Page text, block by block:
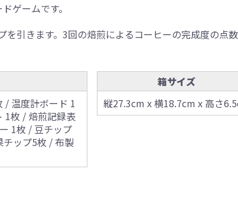
ゲームです。
引きます。3回の焙煎によるコーヒーの完成度の点
/ 温度計ボード 1
1枚 / 焙煎記録表
1枚 / 豆チップ
ップ5枚 / 布製
箱サイズ
縦27.3cm x 横18.7cm x 高さ